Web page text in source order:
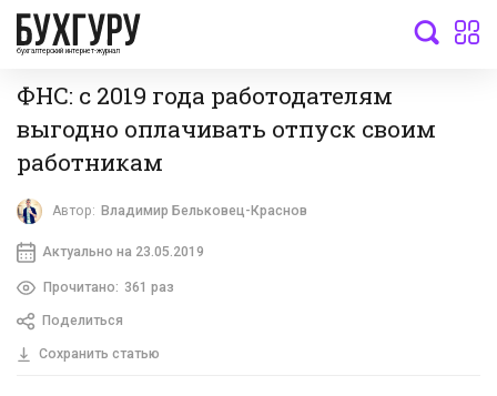
бухгалтерский интернет-журнал
ФНС: с 2019 года работодателям
выгодно оплачивать отпуск своим
работникам
Автор: Владимир Бельковец-Краснов
Актуально на 23.05.2019
Прочитано: 361 раз
Поделиться
Сохранить статью